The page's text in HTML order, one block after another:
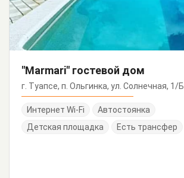
"Marmari" гостевой дом
г. Туапсе, п. Ольгинка, ул. Солнечная, 1/Б
Интернет Wi-Fi
Автостоянка
Детская площадка
Есть трансфер